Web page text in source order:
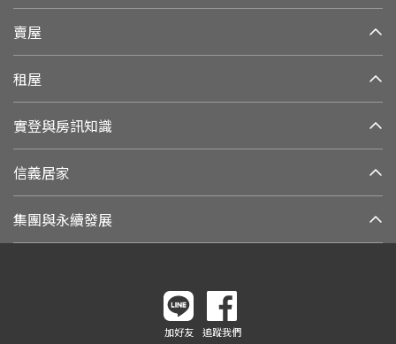
賣屋
租屋
實登與房訊知識
信義居家
集團與永續發展
加好友 追蹤我們